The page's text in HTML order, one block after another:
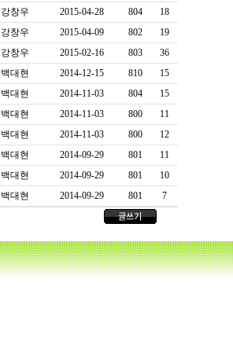
강창우 2015-04-28 804
18
강창우
2015-04-09 802
19
강창우
2015-02-16 803
36
백대현
2014-12-15 810
15
백대현
2014-11-03 804
15
백대현
2014-11-03 800
11
백대현
2014-11-03 800
12
백대현
2014-09-29 801
11
백대현
2014-09-29 801
10
백대현
2014-09-29 801 7